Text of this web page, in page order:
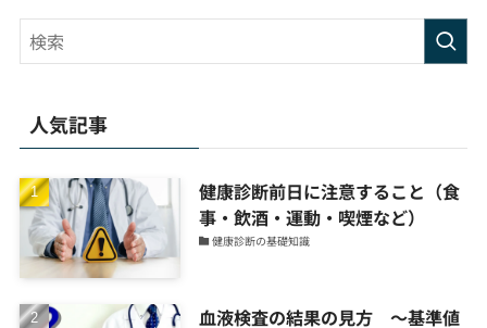
人気記事
健康診断前日に注意すること（食
事・飲酒・運動・喫煙など）
健康診断の基礎知識
血液検査の結果の見方 ～基準値